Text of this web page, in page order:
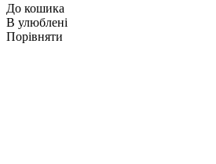
До кошика
В улюблені
Порівняти